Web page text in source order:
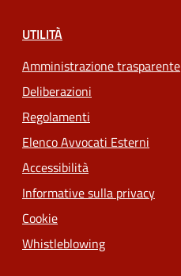
UTILITÀ
Amministrazione trasparente
Deliberazioni
Regolamenti
Elenco Avvocati Esterni
Accessibilità
Informative sulla privacy
Cookie
Whistleblowing